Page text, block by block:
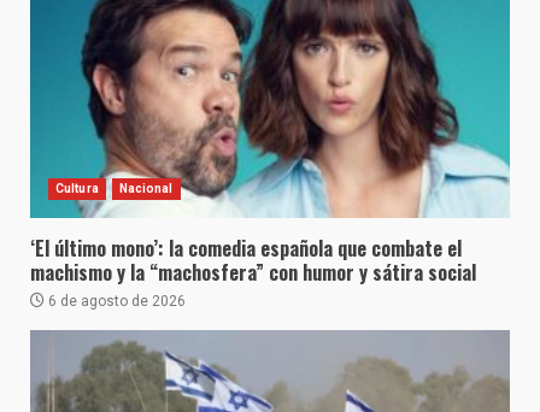
Cultura Nacional
‘El último mono’: la comedia española que combate el
machismo y la “machosfera” con humor y sátira social
6 de agosto de 2026